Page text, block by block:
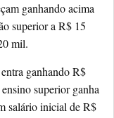
ganhando acima
superior a R$ 15
mil.
ganhando R$
superior ganha
salário inicial de R$